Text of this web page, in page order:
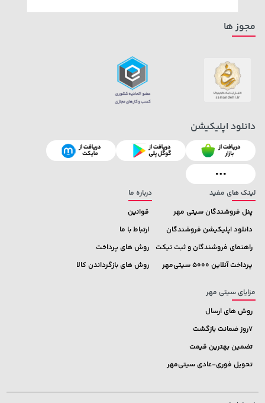
44,380,000 تومان
لینک های مفید
پنل فروشندگان سیتی مهر
دانلود اپلیکیشن فروشندگان
راهنمای فروشندگان و ثبت تیکت
پرداخت آنلاین 5000 سیتی‌مهر
درباره ما
قوانین
ارتباط با ما
روش های پرداخت
روش های بازگرداندن کالا
مزایای سیتی مهر
روش های ارسال
7روز ضمانت بازگشت
تضمین بهترین قیمت
تحویل فوری-عادی سیتی‌مهر
مجوز ها
دانلود اپلیکیشن